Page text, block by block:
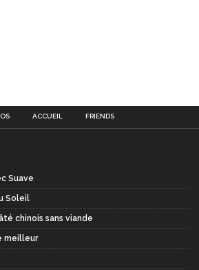
ACCUEIL FRIENDS
Suave
Soleil
chinois sans viande
meilleur